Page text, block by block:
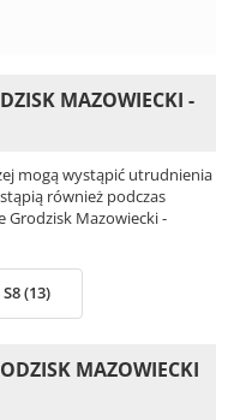
MAZOWIECKI -
mogą wystąpić utrudnienia
również podczas
Grodzisk Mazowiecki -
(13)
MAZOWIECKI